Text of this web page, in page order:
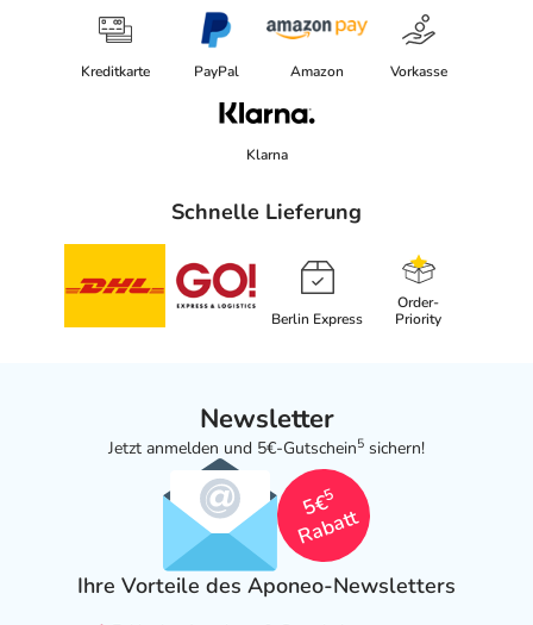
Kreditkarte PayPal Amazon Vorkasse
Klarna
Schnelle Lieferung
Berlin Express
Order-
Priority
Newsletter
Jetzt anmelden und 5€-Gutschein5 sichern!
5€
5
Rabatt
Ihre Vorteile des Aponeo-Newsletters